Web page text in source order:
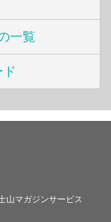
一覧
山マガジンサービス